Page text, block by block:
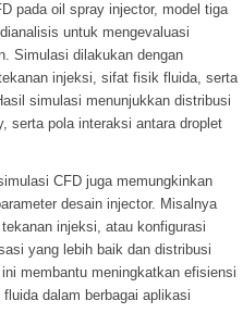
pada oil spray injector, model tiga
untuk mengevaluasi
Simulasi dilakukan dengan
injeksi, sifat fisik fluida, serta
simulasi menunjukkan distribusi
serta pola interaksi antara droplet
CFD juga memungkinkan
desain injector. Misalnya
injeksi, atau konfigurasi
yang lebih baik dan distribusi
membantu meningkatkan efisiensi
dalam berbagai aplikasi